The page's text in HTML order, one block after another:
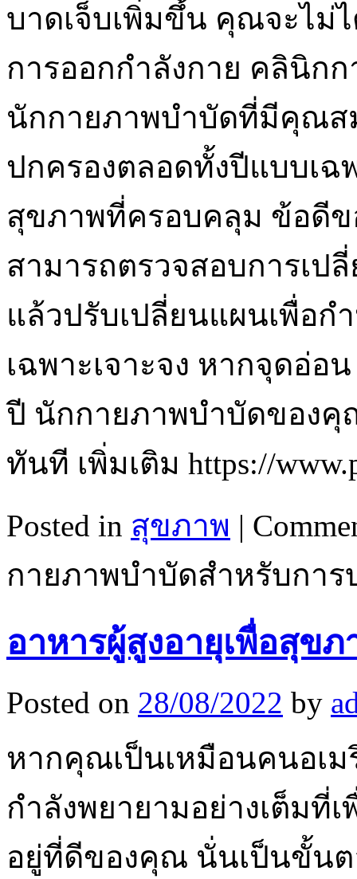
บาดเจ็บเพิ่มขึ้น คุณจะไม่
การออกกำลังกาย คลินิก
นักกายภาพบำบัดที่มีคุณส
ปกครองตลอดทั้งปีแบบเฉ
สุขภาพที่ครอบคลุม ข้อดี
สามารถตรวจสอบการเ
แล้วปรับเปลี่ยนแผนเพื่อ
เฉพาะเจาะจง หากจุดอ่อ
ปี นักกายภาพบำบัดของ
ทันที เพิ่มเติม https://
Posted in สุขภาพ |
กายภาพบำบัดสำหรับการ
อาหารผู้สูงอายุเพื่อสุข
Posted on 28/08/2022 by
หากคุณเป็นเหมือนคนอเ
กำลังพยายามอย่างเต็มที่
อยู่ที่ดีของคุณ นั่นเป็นขั้น